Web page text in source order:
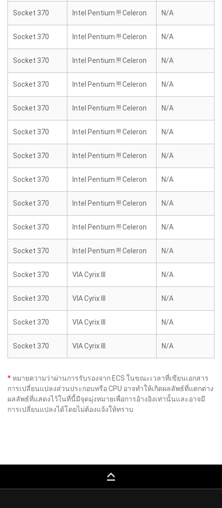
Socket 370 Intel Pentium !!! Celeron N/A
Socket 370 Intel Pentium !!! Celeron N/A
Socket 370 Intel Pentium !!! Celeron N/A
Socket 370 Intel Pentium !!! Celeron N/A
Socket 370 Intel Pentium !!! Celeron N/A
Socket 370 Intel Pentium !!! Celeron N/A
Socket 370 Intel Pentium !!! Celeron N/A
Socket 370 Intel Pentium !!! Celeron N/A
Socket 370 Intel Pentium !!! Celeron N/A
Socket 370 Intel Pentium !!! Celeron N/A
Socket 370 Intel Pentium !!! Celeron N/A
Socket 370 VIA Cyrix III N/A
Socket 370 VIA Cyrix III N/A
Socket 370 VIA Cyrix III N/A
Socket 370 VIA Cyrix III N/A
*หมายความว่าผ่านการรับรองจาก ECS ในขณะเวลาที่เขียนเอกสาร
การเปลี่ยนแปลงส่วนประกอบหรือ CPU อาจทำให้เกิดผลลัพธ์ที่แตกต่าง
ผลลัพธ์ที่แสดงไว้ในที่นี้มีจุดมุ่งหมายเพื่อการอ้างอิงเท่านั้นและอาจมี
การเปลี่ยนแปลงได้โดยไม่ต้องแจ้งให้ทราบ
keyboard_capslock